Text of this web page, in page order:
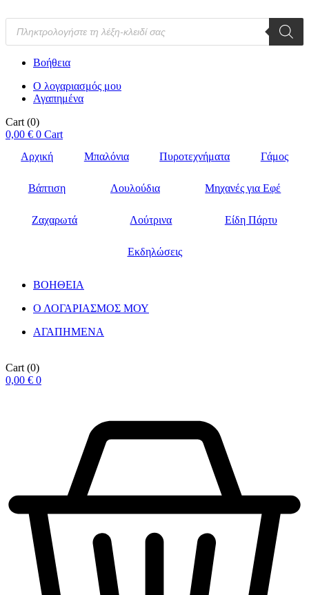
search
Βοήθεια
Ο λογαριασμός μου
Αγαπημένα
Cart (0)
0,00 € 0 Cart
Αρχική
Μπαλόνια Πυροτεχνήματα Γάμος
Βάπτιση Λουλούδια Μηχανές για Εφέ
Ζαχαρωτά Λούτρινα Είδη Πάρτυ
Εκδηλώσεις
ΒΟΗΘΕΙΑ
Ο ΛΟΓΑΡΙΑΣΜΟΣ ΜΟΥ
ΑΓΑΠΗΜΕΝΑ
Cart (0)
0,00 € 0